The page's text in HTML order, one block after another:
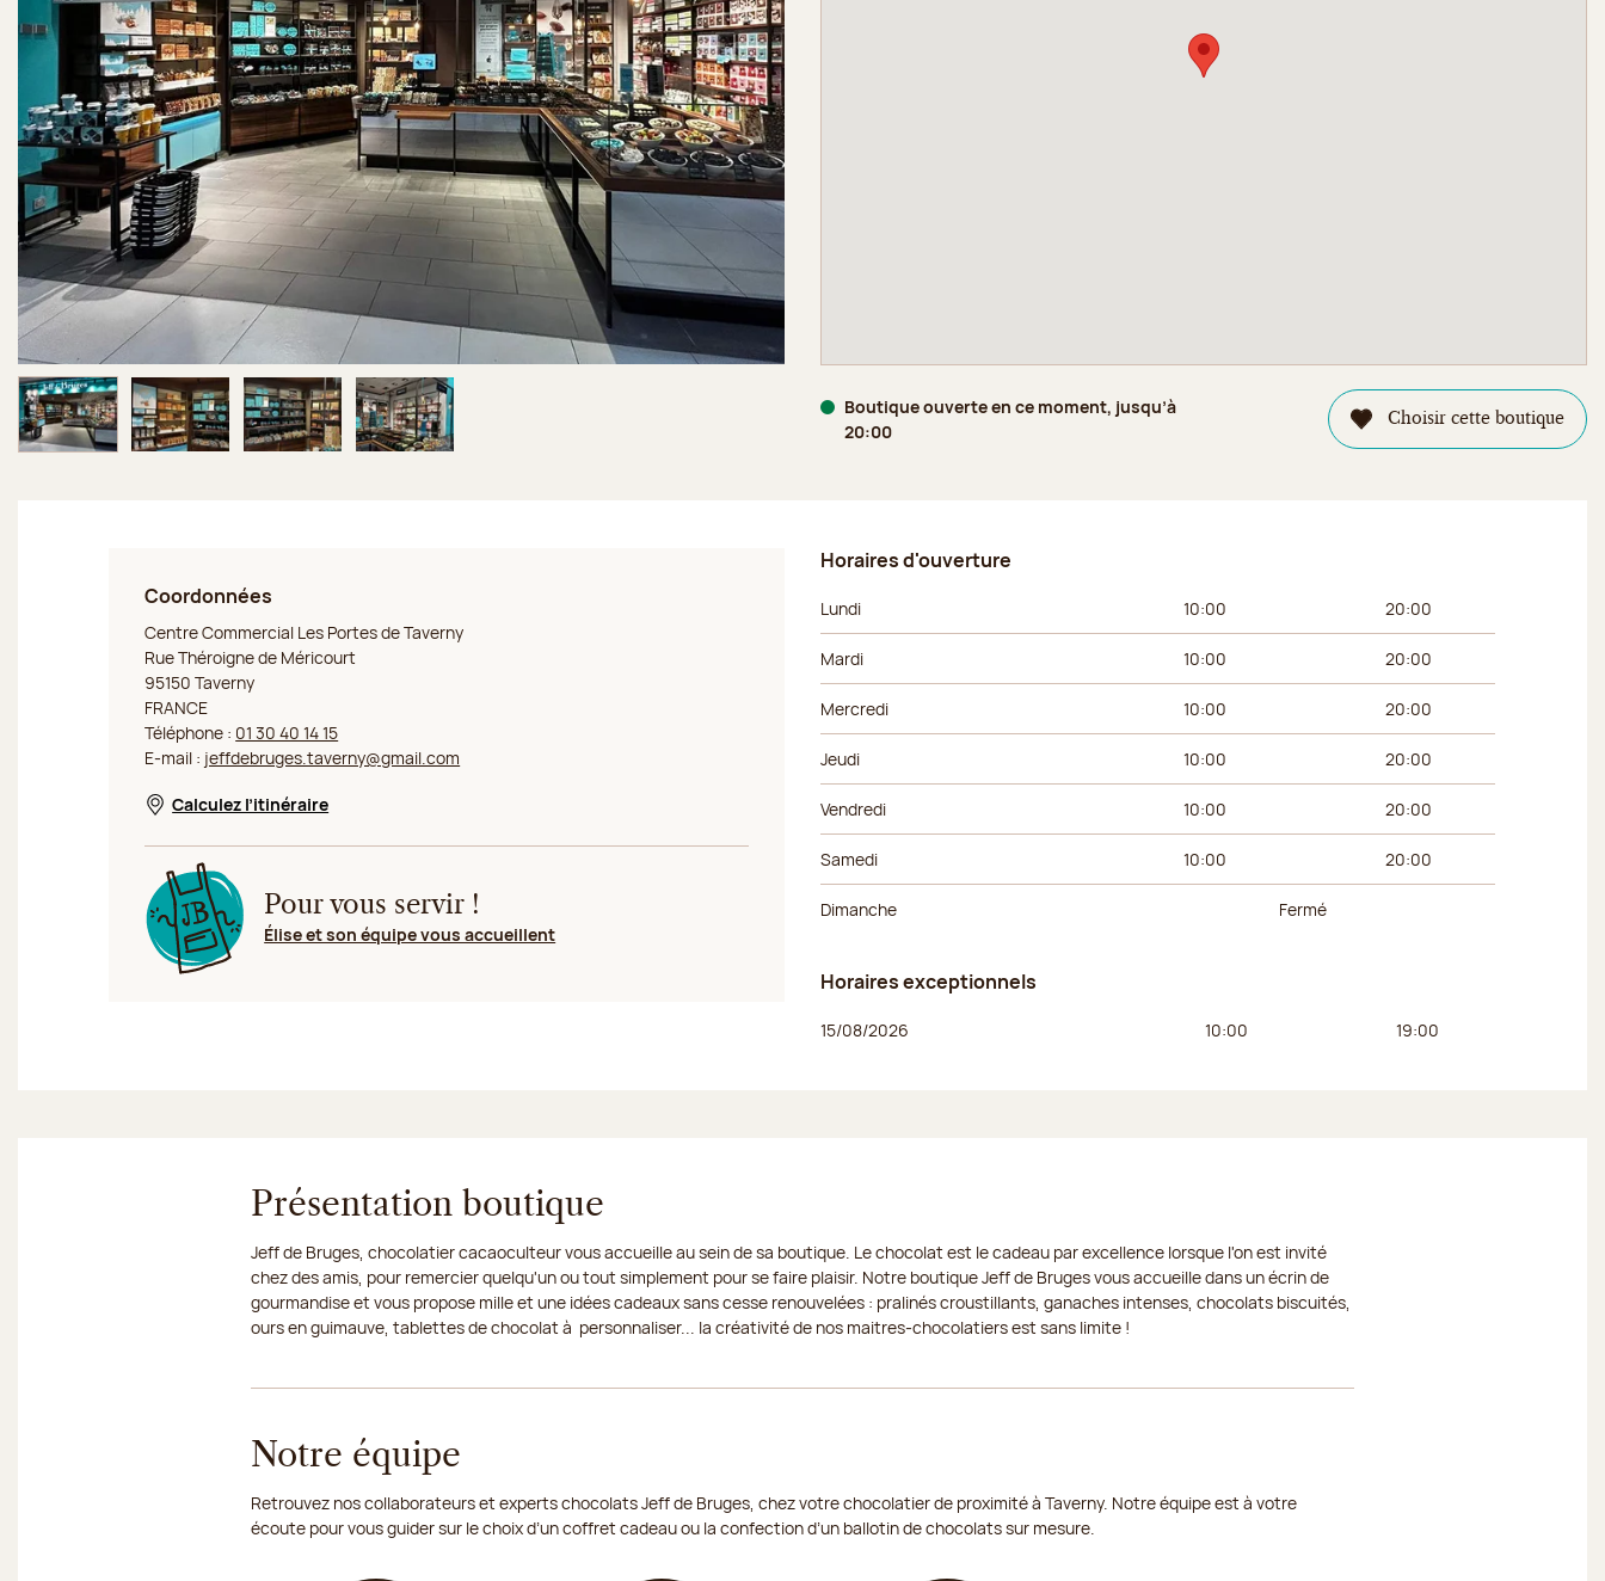
Image 1 sur 4
Boutique ouverte en ce moment, jusqu’à
20:00
Choisir cette boutique
Coordonnées
Jeff de Bruges Taverny
Centre Commercial Les Portes de Taverny
Rue Théroigne de Méricourt
95150 Taverny
FRANCE
Téléphone : 01 30 40 14 15
E-mail : jeffdebruges.taverny@gmail.com
Nouvelle fenêtre
Calculez l’itinéraire
Pour vous servir !
Élise et son équipe vous accueillent
Horaires d'ouverture
Jour de la semaine Horaires de l’après-midi
Lundi 10:00 20:00
Mardi 10:00 20:00
Mercredi 10:00 20:00
Jeudi 10:00 20:00
Vendredi 10:00 20:00
Samedi 10:00 20:00
Dimanche Fermé
Horaires exceptionnels
Jour de la semaine Horaires de l’après-midi
15/08/2026 10:00 19:00
Présentation boutique
Jeff de Bruges, chocolatier cacaoculteur vous accueille au sein de sa boutique. Le chocolat est le cadeau par excellence lorsque l'on est invité
chez des amis, pour remercier quelqu'un ou tout simplement pour se faire plaisir. Notre boutique Jeff de Bruges vous accueille dans un écrin de
gourmandise et vous propose mille et une idées cadeaux sans cesse renouvelées : pralinés croustillants, ganaches intenses, chocolats biscuités,
ours en guimauve, tablettes de chocolat à personnaliser... la créativité de nos maitres-chocolatiers est sans limite !
Notre équipe
Retrouvez nos collaborateurs et experts chocolats Jeff de Bruges, chez votre chocolatier de proximité à Taverny. Notre équipe est à votre
écoute pour vous guider sur le choix d’un coffret cadeau ou la confection d’un ballotin de chocolats sur mesure.